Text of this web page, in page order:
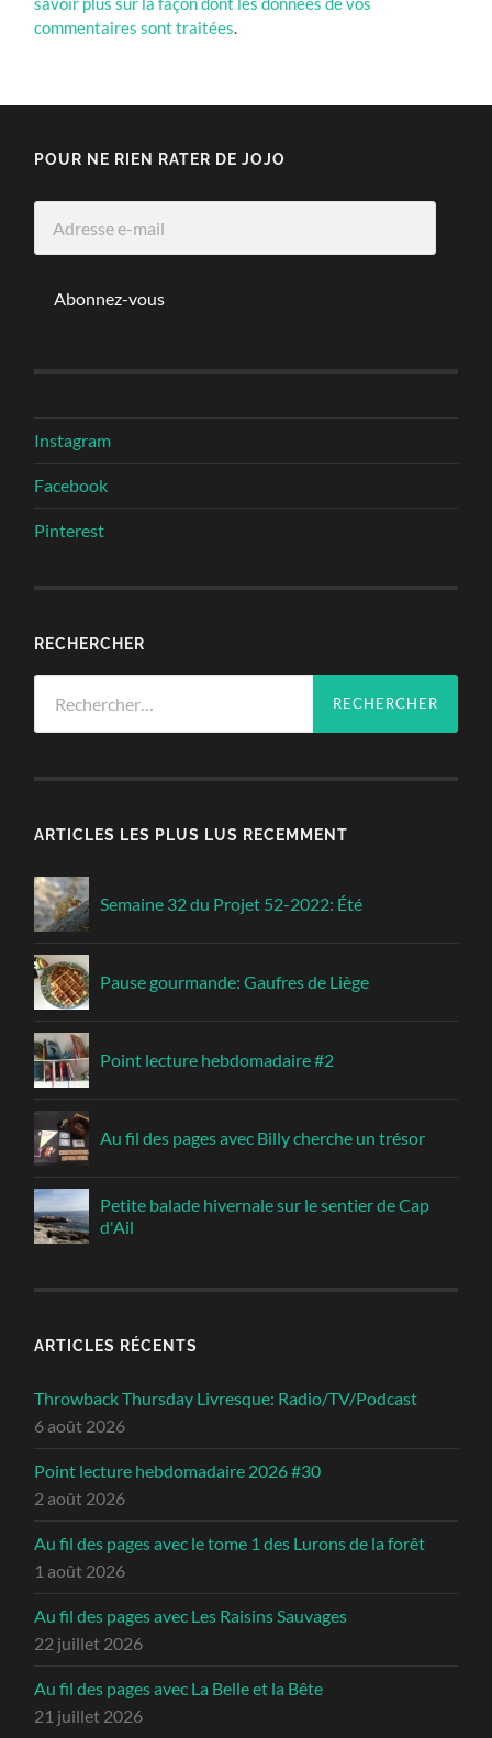
commentaires sont traitées.
POUR NE RIEN RATER DE JOJO
Abonnez-vous
Instagram
Facebook
Pinterest
RECHERCHER
ARTICLES LES PLUS LUS RECEMMENT
Semaine 32 du Projet 52-2022: Été
Pause gourmande: Gaufres de Liège
Point lecture hebdomadaire #2
Au fil des pages avec Billy cherche un trésor
Petite balade hivernale sur le sentier de Cap
d'Ail
ARTICLES RÉCENTS
Throwback Thursday Livresque: Radio/TV/Podcast
6 août 2026
Point lecture hebdomadaire 2026 #30
2 août 2026
Au fil des pages avec le tome 1 des Lurons de la forêt
1 août 2026
Au fil des pages avec Les Raisins Sauvages
22 juillet 2026
Au fil des pages avec La Belle et la Bête
21 juillet 2026